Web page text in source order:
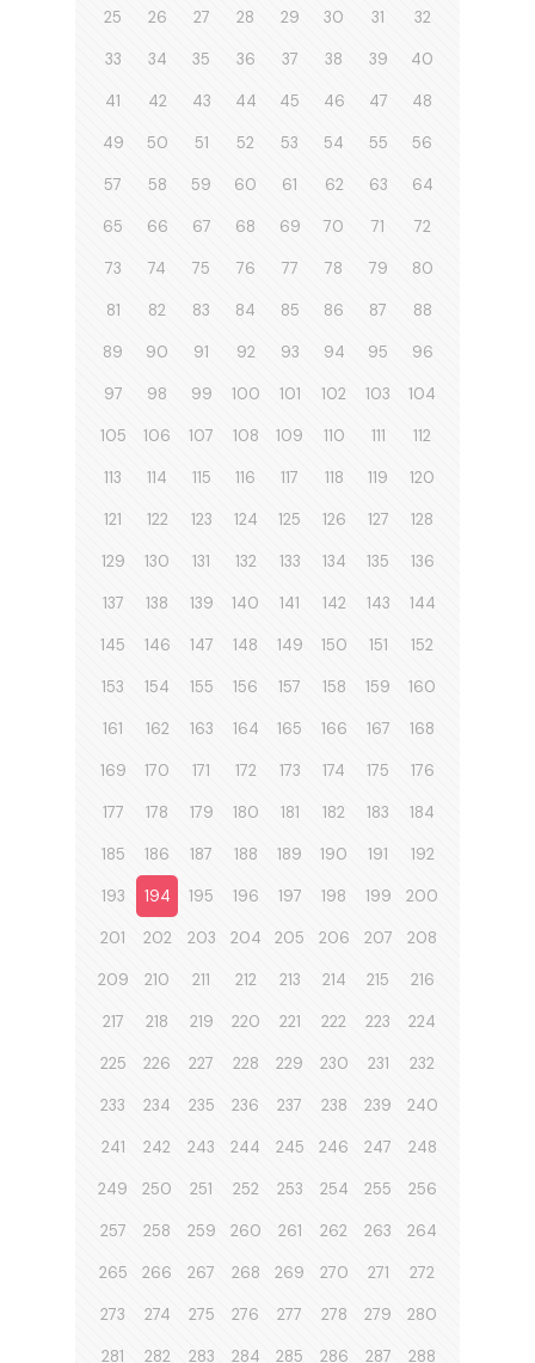
25 26 27 28 29 30 31 32
33 34 35 36 37 38 39 40
41 42 43 44 45 46 47 48
49 50 51 52 53 54 55 56
57 58 59 60 61 62 63 64
65 66 67 68 69 70 71 72
73 74 75 76 77 78 79 80
81 82 83 84 85 86 87 88
89 90 91 92 93 94 95 96
97 98 99 100 101 102 103 104
105 106 107 108 109 110 111 112
113 114 115 116 117 118 119 120
121 122 123 124 125 126 127 128
129 130 131 132 133 134 135 136
137 138 139 140 141 142 143 144
145 146 147 148 149 150 151 152
153 154 155 156 157 158 159 160
161 162 163 164 165 166 167 168
169 170 171 172 173 174 175 176
177 178 179 180 181 182 183 184
185 186 187 188 189 190 191 192
193 194 195 196 197 198 199 200
201 202 203 204 205 206 207 208
209 210 211 212 213 214 215 216
217 218 219 220 221 222 223 224
225 226 227 228 229 230 231 232
233 234 235 236 237 238 239 240
241 242 243 244 245 246 247 248
249 250 251 252 253 254 255 256
257 258 259 260 261 262 263 264
265 266 267 268 269 270 271 272
273 274 275 276 277 278 279 280
281 282 283 284 285 286 287 288